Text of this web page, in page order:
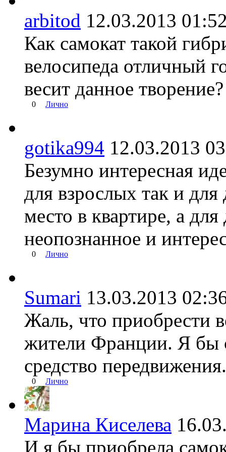
arbitod 12.03.2013
Как самокат такой
велосипеда отличный
весит данное творение?
0 Лично
gotika994 12.03.2013
Безумно интересная
для взрослых так и
место в квартире, а
неопознанное и
0 Лично
Sumari 13.03.2013
Жаль, что приобрести
жители Франции. Я бы
средство передвижения.
0 Лично
Марина Киселева
И я бы приобрела